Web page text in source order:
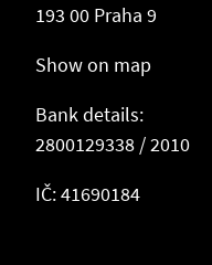
193 00 Praha 9
Show on map
Bank details:
2800129338 / 2010
IČ: 41690184